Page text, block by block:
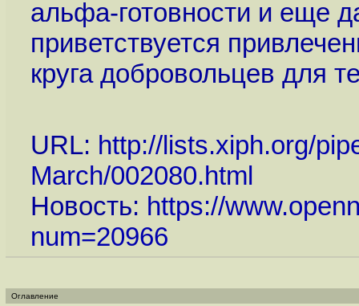
альфа-готовности и еще
приветствуется
круга добровольцев для
URL: http://lists.xiph.org/
March/002080.html
Новость: https://
num=20966
Оглавление